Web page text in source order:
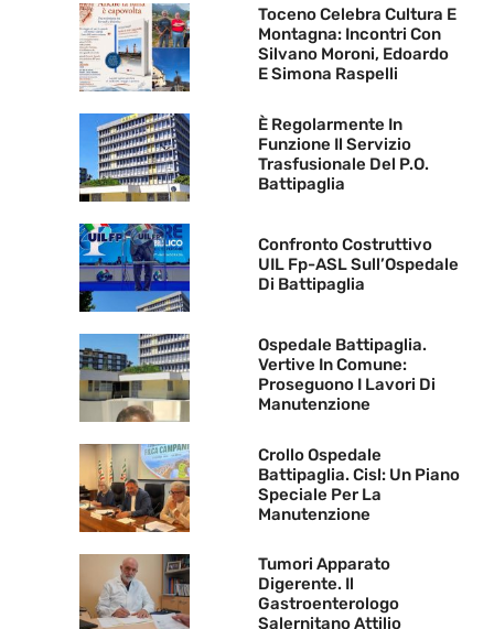
Toceno Celebra Cultura E
Montagna: Incontri Con
Silvano Moroni, Edoardo
E Simona Raspelli
È Regolarmente In
Funzione Il Servizio
Trasfusionale Del P.O.
Battipaglia
Confronto Costruttivo
UIL Fp-ASL Sull’Ospedale
Di Battipaglia
Ospedale Battipaglia.
Vertive In Comune:
Proseguono I Lavori Di
Manutenzione
Crollo Ospedale
Battipaglia. Cisl: Un Piano
Speciale Per La
Manutenzione
Tumori Apparato
Digerente. Il
Gastroenterologo
Salernitano Attilio